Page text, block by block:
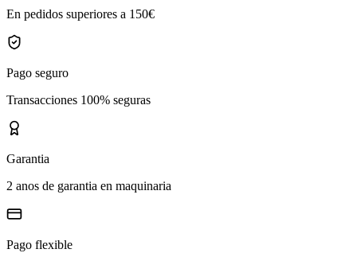
En pedidos superiores a 150€
Pago seguro
Transacciones 100% seguras
Garantia
2 anos de garantia en maquinaria
Pago flexible